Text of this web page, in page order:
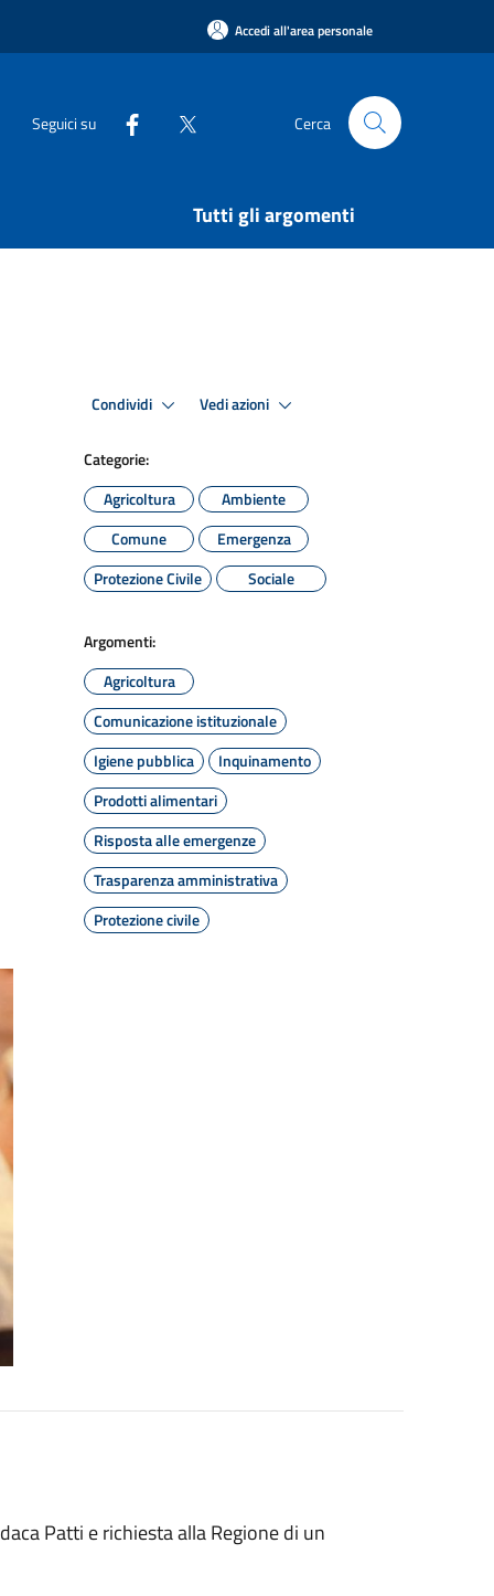
Accedi all'area personale
Seguici su Cerca
Tutti gli argomenti
Condividi Vedi azioni
Categorie:
Agricoltura
Ambiente
Comune
Emergenza
Protezione Civile
Sociale
Argomenti:
Agricoltura
Comunicazione istituzionale
Igiene pubblica
Inquinamento
Prodotti alimentari
Risposta alle emergenze
Trasparenza amministrativa
Protezione civile
Patti e richiesta alla Regione di un